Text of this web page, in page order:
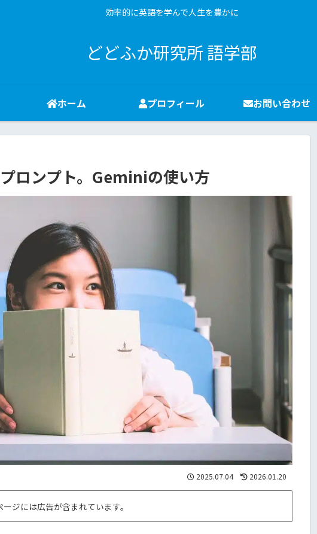
効率的に英語を学んで人生を豊かに
どどふか研究所 語学部
ホーム プロフィール お問い合わせ
ロンプト。Geminiの使い方
2025.07.04 2026.01.20
ージには広告が含まれています。